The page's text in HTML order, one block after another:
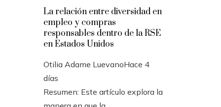
La relación entre diversidad en
empleo y compras
responsables dentro de la RSE
en Estados Unidos
Otilia Adame LuevanoHace 4
días
Resumen: Este artículo explora la